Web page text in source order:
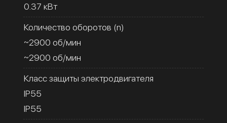
0.37 кВт
Количество оборотов (n)
~2900 об/мин
~2900 об/мин
Класс защиты электродвигателя
IP55
IP55